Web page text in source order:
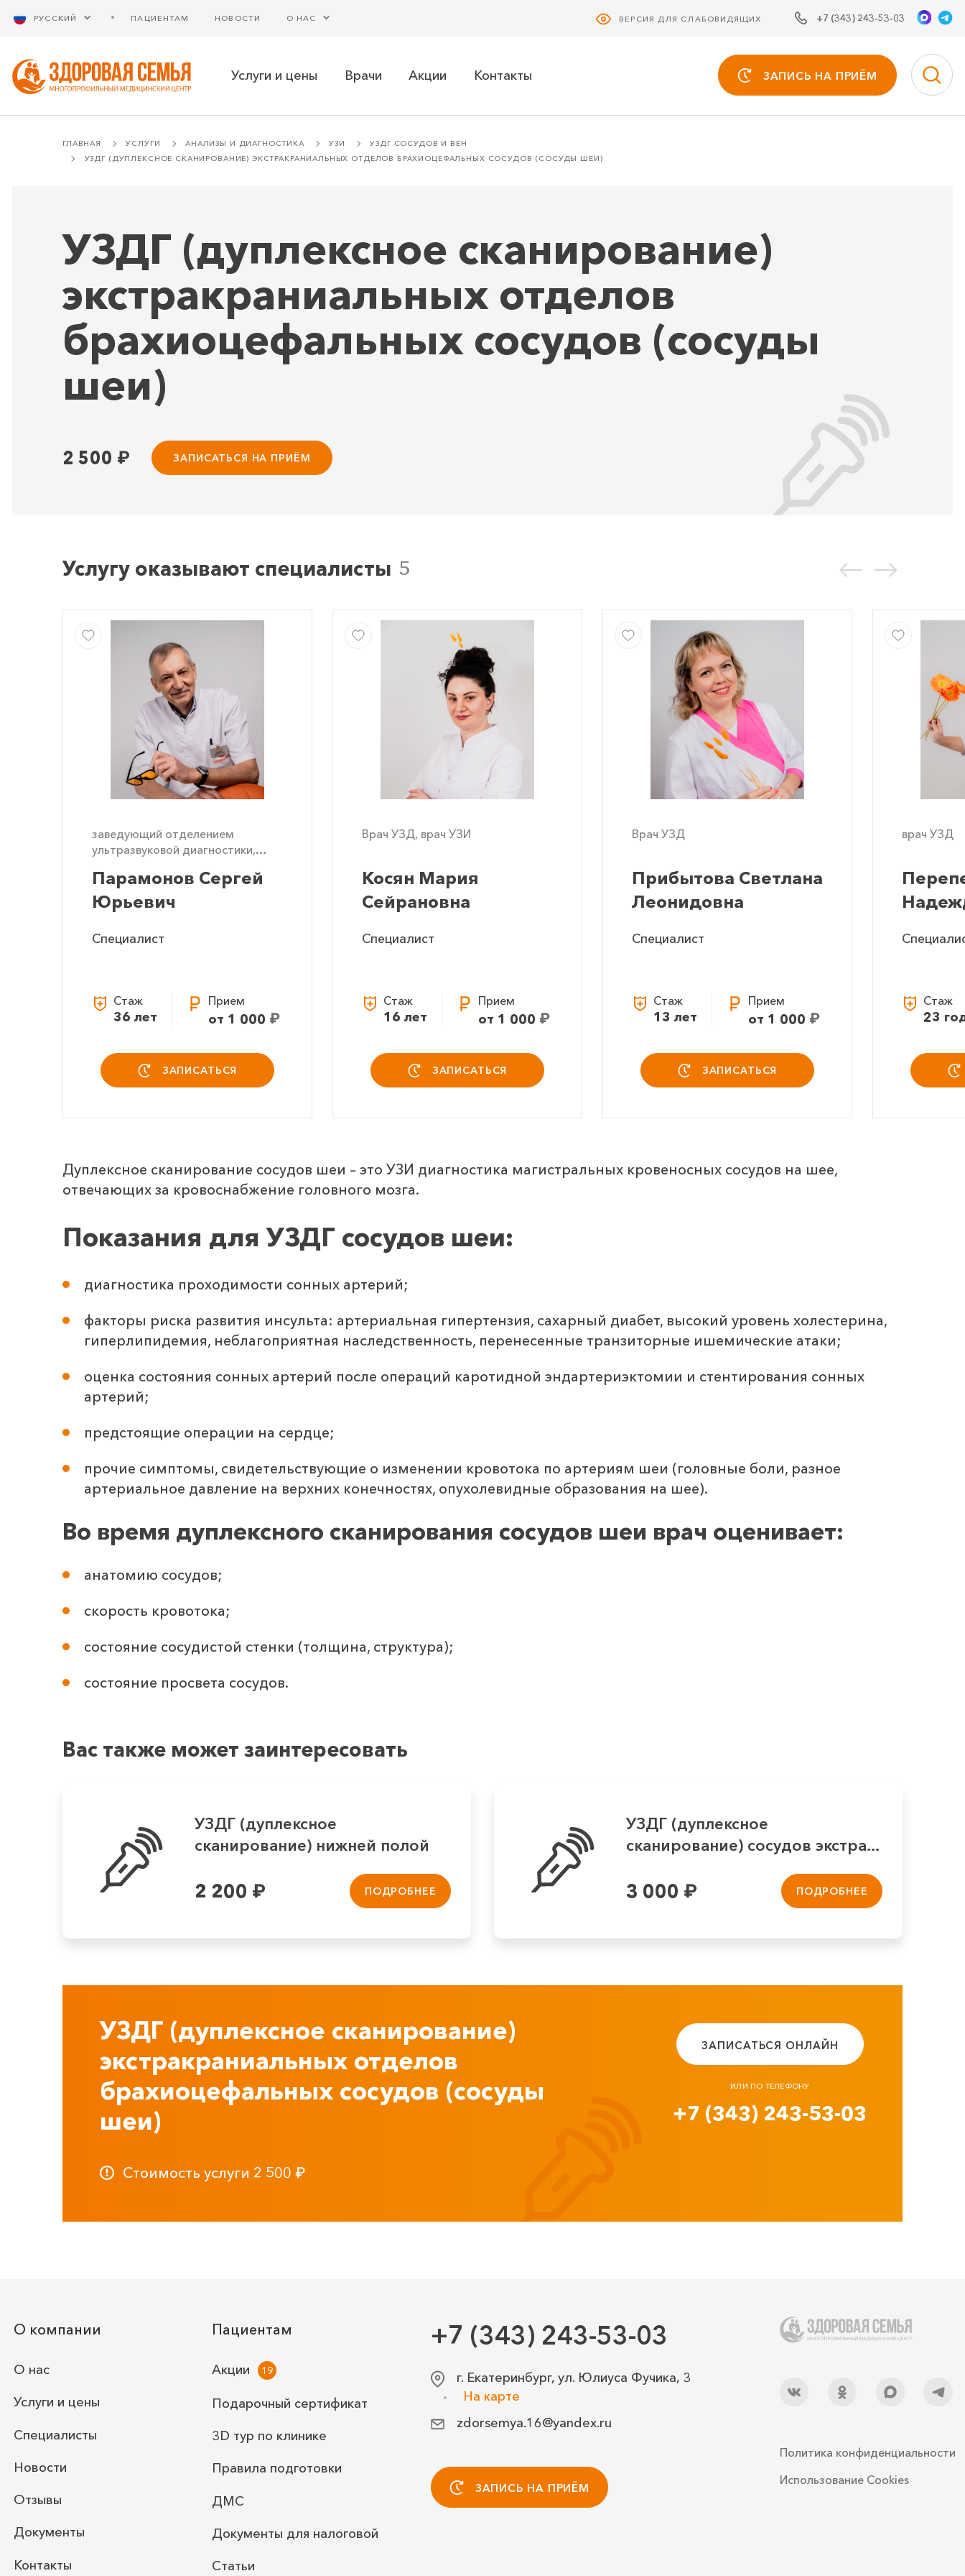
РУССКИЙ ПАЦИЕНТАМ НОВОСТИ О НАС ВЕРСИЯ ДЛЯ СЛАБОВИДЯЩИХ +7 (343) 243-53-03
Услуги и цены Врачи Акции Контакты ЗАПИСЬ НА ПРИЁМ
ГЛАВНАЯ УСЛУГИ АНАЛИЗЫ И ДИАГНОСТИКА УЗИ
УЗДГ СОСУДОВ И ВЕН
УЗДГ (ДУПЛЕКСНОЕ СКАНИРОВАНИЕ) ЭКСТРАКРАНИАЛЬНЫХ ОТДЕЛОВ БРАХИОЦЕФАЛЬНЫХ СОСУДОВ (СОСУДЫ ШЕИ)
УЗДГ (дуплексное сканирование)
экстракраниальных отделов
брахиоцефальных сосудов (сосуды
шеи)
2 500 ₽ ЗАПИСАТЬСЯ НА ПРИЁМ
Услугу оказывают специалисты
заведующий отделением
ультразвуковой диагностики,
Парамонов Сергей
Юрьевич
Специалист
Стаж
36 лет
Прием
от 1 000 ₽
ЗАПИСАТЬСЯ
Врач УЗД, врач УЗИ
Косян Мария
Сейрановна
Специалист
Стаж
16 лет
Прием
от 1 000 ₽
ЗАПИСАТЬСЯ
Врач УЗД
Прибытова Светлана
Леонидовна
Специалист
Стаж
13 лет
Прием
от 1 000 ₽
ЗАПИСАТЬСЯ
врач УЗД
Стаж
23
Дуплексное сканирование сосудов шеи – это УЗИ диагностика магистральных кровеносных сосудов на шее,
отвечающих за кровоснабжение головного мозга.
Показания для УЗДГ сосудов шеи:
диагностика проходимости сонных артерий;
факторы риска развития инсульта: артериальная гипертензия, сахарный диабет, высокий уровень холестерина,
гиперлипидемия, неблагоприятная наследственность, перенесенные транзиторные ишемические атаки;
оценка состояния сонных артерий после операций каротидной эндартериэктомии и стентирования сонных
артерий;
предстоящие операции на сердце;
прочие симптомы, свидетельствующие о изменении кровотока по артериям шеи (головные боли, разное
артериальное давление на верхних конечностях, опухолевидные образования на шее).
Во время дуплексного сканирования сосудов шеи врач оценивает:
анатомию сосудов;
скорость кровотока;
состояние сосудистой стенки (толщина, структура);
состояние просвета сосудов.
Вас также может заинтересовать
УЗДГ (дуплексное
сканирование) нижней полой
2 200 ₽ ПОДРОБНЕЕ
УЗДГ (дуплексное
сканирование) сосудов экстра...
3 000 ₽ ПОДРОБНЕЕ
УЗДГ (дуплексное сканирование)
экстракраниальных отделов
брахиоцефальных сосудов (сосуды
шеи)
Стоимость услуги 2 500 ₽
ЗАПИСАТЬСЯ ОНЛАЙН
ИЛИ ПО ТЕЛЕФОНУ
+7 (343) 243-53-03
+7 (343) 243-53-03
г. Екатеринбург, ул. Юлиуса Фучика, 3
На карте
zdorsemya.16@yandex.ru
ЗАПИСЬ НА ПРИЁМ
О компании
О нас
Услуги и цены
Специалисты
Новости
Отзывы
Документы
Контакты
Пациентам
Акции
Подарочный сертификат
3D тур по клинике
Правила подготовки
ДМС
Документы для налоговой
Статьи
Политика конфиденциальности
Использование Cookies